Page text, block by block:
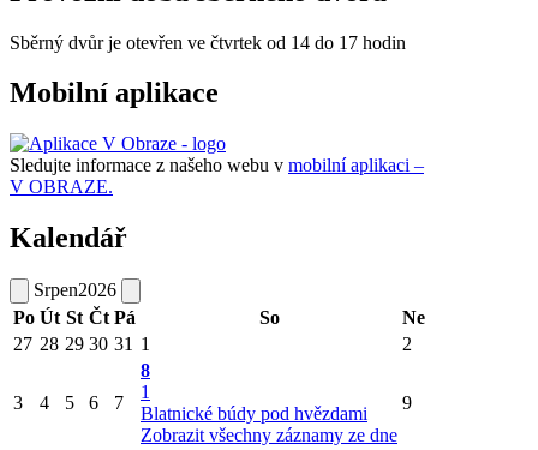
Sběrný dvůr je otevřen ve čtvrtek od 14 do 17 hodin
Mobilní aplikace
Sledujte informace z našeho webu v mobilní aplikaci –
V OBRAZE.
Kalendář
Srpen2026
Po Út St Čt Pá So
Ne
27 28 29 30 31 1 2
3 4 5 6 7
8
1
Blatnické búdy pod hvězdami
Zobrazit všechny záznamy ze dne
9